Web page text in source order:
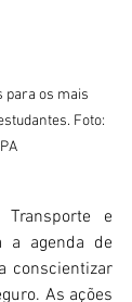
para os mais
Foto:
e
a agenda de
conscientizar
As ações